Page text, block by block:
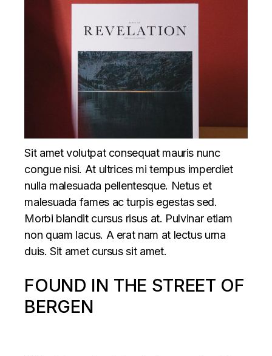
Sit amet volutpat consequat mauris nunc
congue nisi. At ultrices mi tempus imperdiet
nulla malesuada pellentesque. Netus et
malesuada fames ac turpis egestas sed.
Morbi blandit cursus risus at. Pulvinar etiam
non quam lacus. A erat nam at lectus urna
duis. Sit amet cursus sit amet.
FOUND IN THE STREET OF
BERGEN